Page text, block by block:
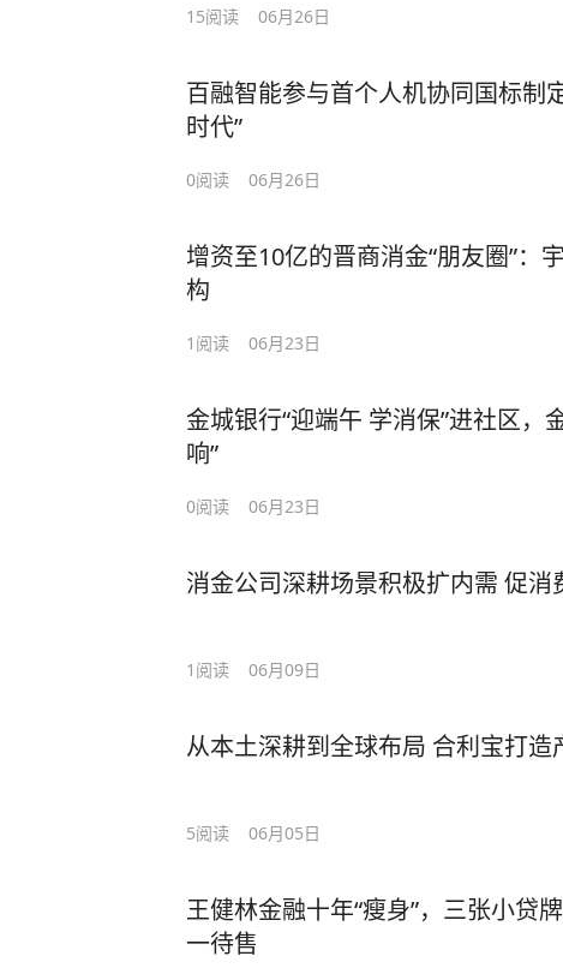
15阅读 06月26日
百融智能参与首个人机协同国标制
时代”
0阅读 06月26日
增资至10亿的晋商消金“朋友圈”：
构
1 阅读 06月23日
金城银行“迎端午 学消保”进社区，
响”
0阅读 06月23日
消金公司深耕场景积极扩内需 促消
1 阅读 06月09日
从本土深耕到全球布局 合利宝打造
5阅读 06月05日
王健林金融十年“瘦身”，三张小贷
一待售